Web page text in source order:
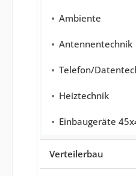
Ambiente
Antennentechnik
Telefon/
Heiztechnik
Einbaugeräte
Verteilerbau